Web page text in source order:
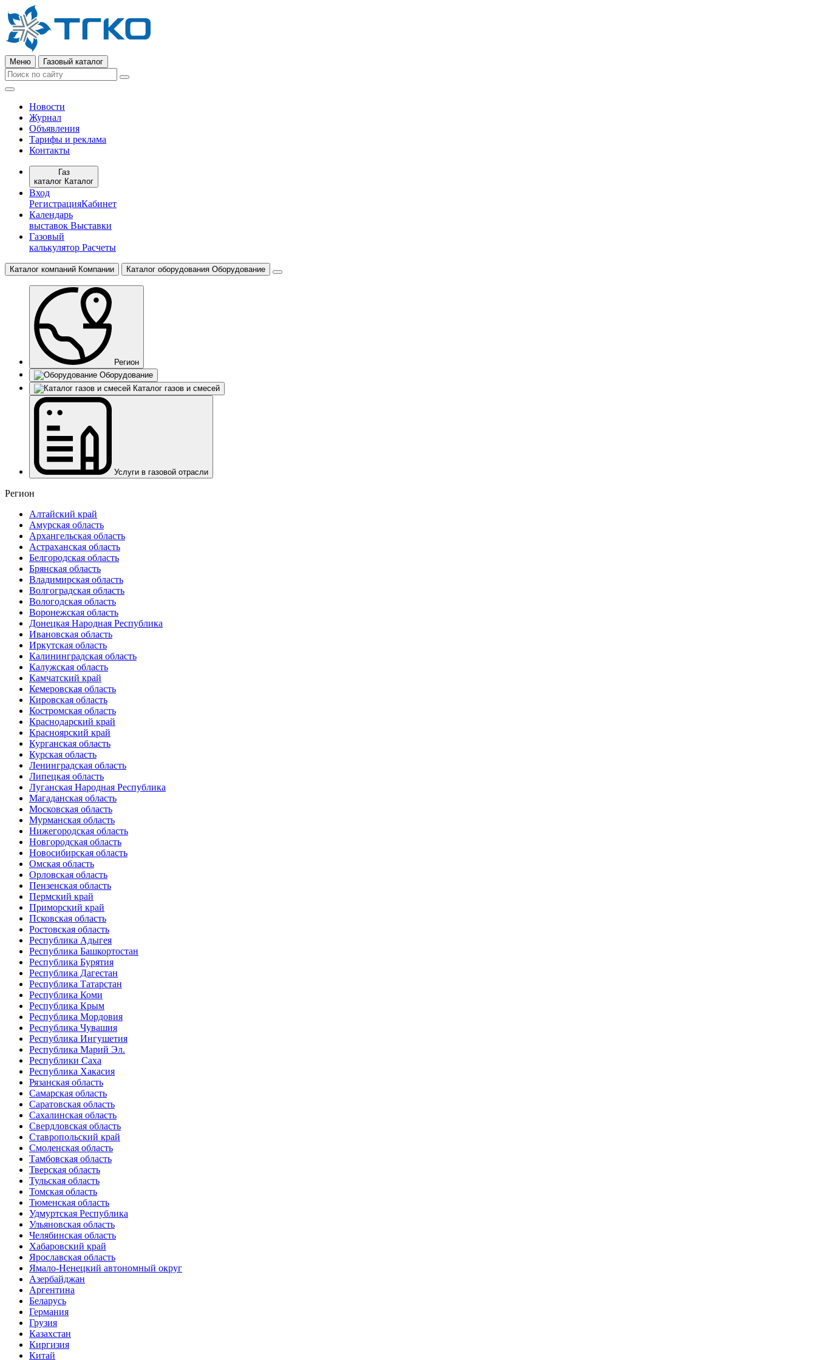
Меню Газовый каталог
Новости
Журнал
Объявления
Тарифы и реклама
Контакты
Газ
каталог Каталог
Вход
РегистрацияКабинет
Календарь
выставок Выставки
Газовый
калькулятор Расчеты
Каталог компаний Компании Каталог оборудования Оборудование
Регион
Оборудование
Каталог газов и смесей
Услуги в газовой отрасли
Регион
Алтайский край
Амурская область
Архангельская область
Астраханская область
Белгородская область
Брянская область
Владимирская область
Волгоградская область
Вологодская область
Воронежская область
Донецкая Народная Республика
Ивановская область
Иркутская область
Калининградская область
Калужская область
Камчатский край
Кемеровская область
Кировская область
Костромская область
Краснодарский край
Красноярский край
Курганская область
Курская область
Ленинградская область
Липецкая область
Луганская Народная Республика
Магаданская область
Московская область
Мурманская область
Нижегородская область
Новгородская область
Новосибирская область
Омская область
Орловская область
Пензенская область
Пермский край
Приморский край
Псковская область
Ростовская область
Республика Адыгея
Республика Башкортостан
Республика Бурятия
Республика Дагестан
Республика Татарстан
Республика Коми
Республика Крым
Республика Мордовия
Республика Чувашия
Республика Ингушетия
Республика Марий Эл.
Республики Саха
Республика Хакасия
Рязанская область
Самарская область
Саратовская область
Сахалинская область
Свердловская область
Ставропольский край
Смоленская область
Тамбовская область
Тверская область
Тульская область
Томская область
Тюменская область
Удмуртская Республика
Ульяновская область
Челябинская область
Хабаровский край
Ярославская область
Ямало-Ненецкий автономный округ
Азербайджан
Аргентина
Беларусь
Германия
Грузия
Казахстан
Киргизия
Китай